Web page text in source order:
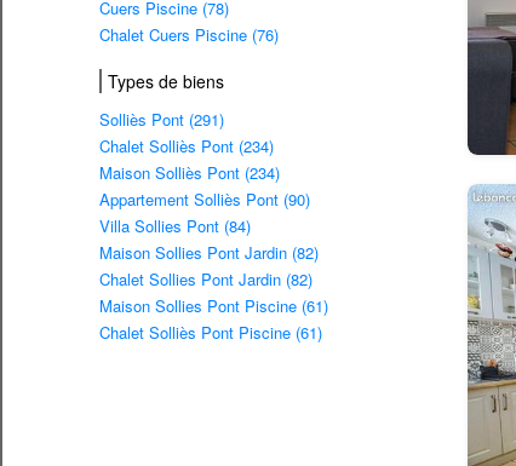
Cuers Piscine (78)
Chalet Cuers Piscine (76)
Types de biens
Solliès Pont (291)
Chalet Solliès Pont (234)
Maison Solliès Pont (234)
Appartement Solliès Pont (90)
Villa Sollies Pont (84)
Maison Sollies Pont Jardin (82)
Chalet Sollies Pont Jardin (82)
Maison Sollies Pont Piscine (61)
Chalet Solliès Pont Piscine (61)